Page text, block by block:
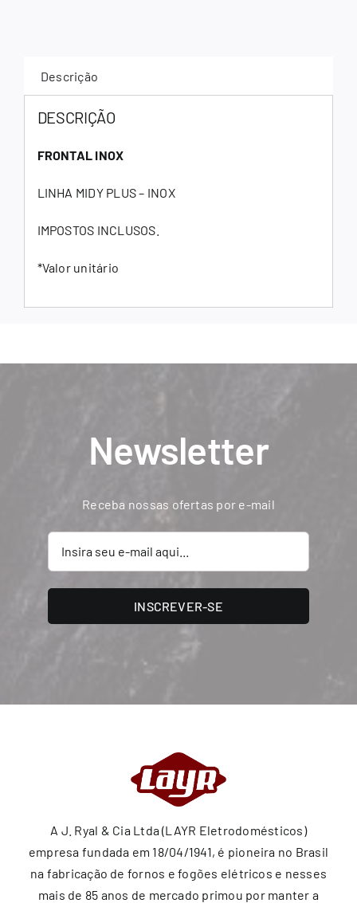
Descrição
DESCRIÇÃO
FRONTAL INOX
LINHA MIDY PLUS – INOX
IMPOSTOS INCLUSOS.
*Valor unitário
Newsletter
Receba nossas ofertas por e-mail
INSCREVER-SE
A J. Ryal & Cia Ltda (LAYR Eletrodomésticos)
empresa fundada em 18/04/1941, é pioneira no Brasil
na fabricação de fornos e fogões elétricos e nesses
mais de 85 anos de mercado primou por manter a